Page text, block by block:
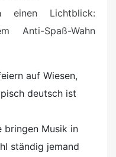
Lichtblick:
Anti-Spaß-Wahn
auf Wiesen,
deutsch ist
bringen Musik in
ständig jemand